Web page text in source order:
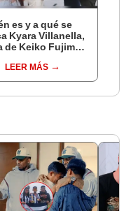
es y a qué se
Kyara Villanella,
de Keiko Fujimori
nacional?
LEER MÁS